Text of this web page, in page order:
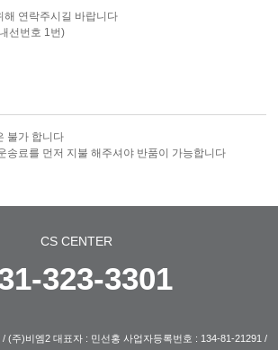
해 연락주시길 바랍니다
선번호 1번)
불가 합니다
송료를 먼저 지불 해주셔야 반품이 가능합니다
CS CENTER
323-3301
(주)비엠2 대표자 : 민선홍 사업자등록번호 : 134-81-21291 /